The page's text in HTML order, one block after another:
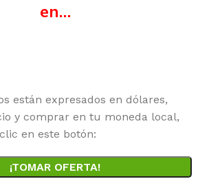
en…
están expresados en dólares,
y comprar en tu moneda local,
en este botón:
¡TOMAR OFERTA!